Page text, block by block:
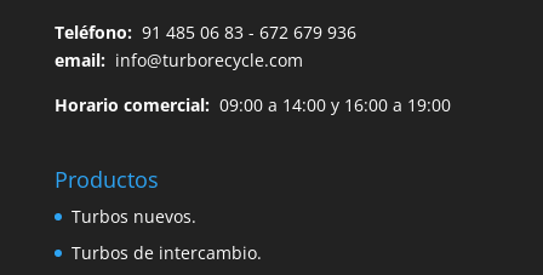
Teléfono: 91 485 06 83 - 672 679 936
email: info@turborecycle.com
Horario comercial:09:00 a 14:00 y 16:00 a 19:00
Productos
Turbos nuevos.
Turbos de intercambio.